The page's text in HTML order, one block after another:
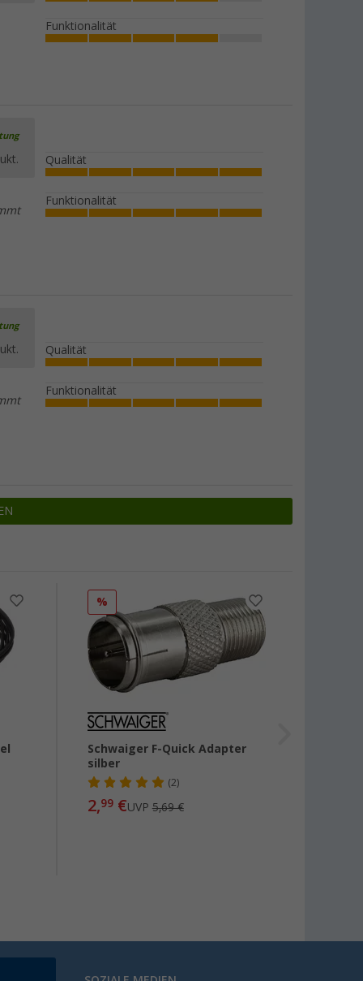
Funktionalität
Qualität
Funktionalität
Qualität
Funktionalität
%
Schwaiger F-Quick Adapter
silber
(2)
2,99€UVP 5,69 €